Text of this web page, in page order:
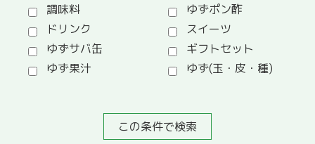
調味料
ゆずポン酢
ドリンク
スイーツ
ゆずサバ缶
ギフトセット
ゆず果汁
ゆず(玉・皮・種)